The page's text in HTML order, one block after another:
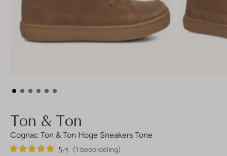
Ton & Ton
Cognac Ton & Ton Hoge Sneakers Tone
(1 beoordeling)
5/5
1
5